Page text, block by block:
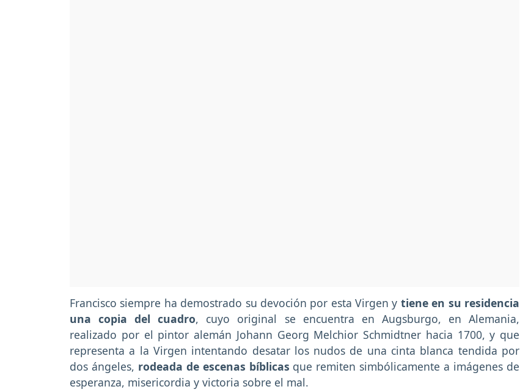
Francisco siempre ha demostrado su devoción por esta Virgen y tiene en su residencia
una copia del cuadro, cuyo original se encuentra en Augsburgo, en Alemania,
realizado por el pintor alemán Johann Georg Melchior Schmidtner hacia 1700, y que
representa a la Virgen intentando desatar los nudos de una cinta blanca tendida por
dos ángeles, rodeada de escenas bíblicas que remiten simbólicamente a imágenes de
esperanza, misericordia y victoria sobre el mal.